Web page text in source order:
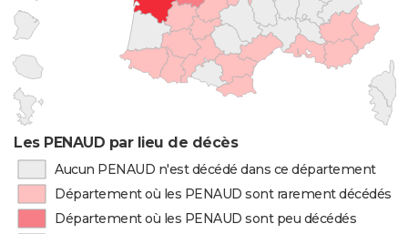
Les PENAUD par lieu de décès
Aucun PENAUD n'est décédé dans ce département
Département où les PENAUD sont rarement décédés
Département où les PENAUD sont peu décédés